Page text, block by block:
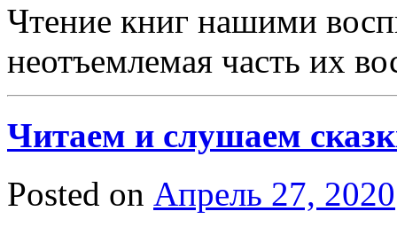
Чтение книг нашими
неотъемлемая часть их
Читаем и слушаем
Posted on Апрель 27, 2020